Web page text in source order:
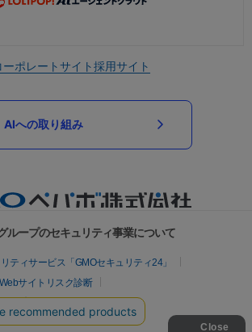
ーポレートサイト採用サイト
AIへの取り組み
ループのセキュリティ事業について
ティサービス「GMOセキュリティ24」
Webサイトリスク診断
トボット